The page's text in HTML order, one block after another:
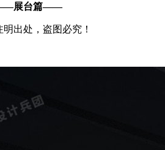
展台篇——
出处，盗图必究！